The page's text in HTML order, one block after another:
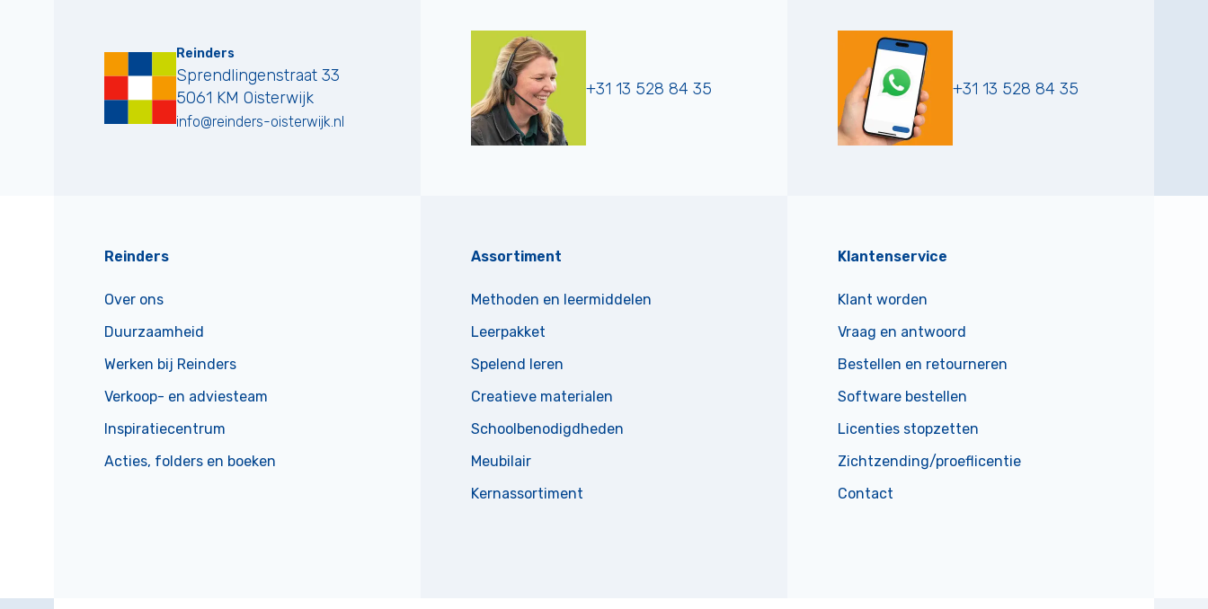
Reinders
Sprendlingenstraat 33
5061 KM Oisterwijk
info@reinders-oisterwijk.nl
+31 13 528 84 35 +31 13 528 84 35
Reinders
Over ons
Duurzaamheid
Werken bij Reinders
Verkoop- en adviesteam
Inspiratiecentrum
Acties, folders en boeken
Assortiment
Methoden en leermiddelen
Leerpakket
Spelend leren
Creatieve materialen
Schoolbenodigdheden
Meubilair
Kernassortiment
Klantenservice
Klant worden
Vraag en antwoord
Bestellen en retourneren
Software bestellen
Licenties stopzetten
Zichtzending/proeflicentie
Contact